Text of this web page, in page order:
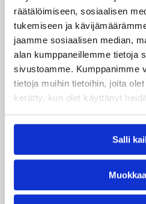
räätälöimiseen, sosiaalisen
tukemiseen ja
jaamme sosiaalisen median,
alan kumppaneillemme tietoja
sivustoamme. Kumppanimme
tietoja muihin tietoihin, joita
kerätty, kun olet käyttänyt
Salli
EM-kilpailut 05.08.2026